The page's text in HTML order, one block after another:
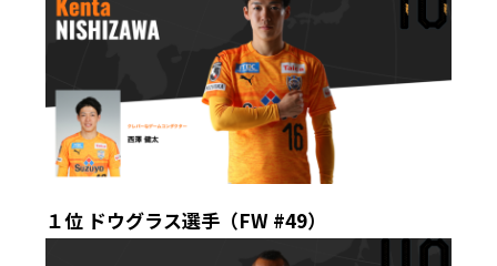
１位 ドウグラス選手（FW #49）